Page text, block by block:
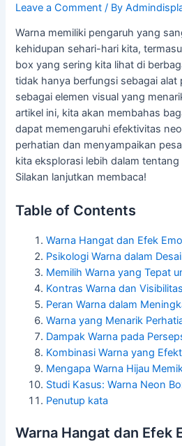
Leave a Comment / By
Warna memiliki pengaruh yang
kehidupan sehari-hari kita,
box yang sering kita lihat di
tidak hanya berfungsi sebagai alat
sebagai elemen visual yang
artikel ini, kita akan membahas
dapat memengaruhi efektivitas
perhatian dan menyampaikan
kita eksplorasi lebih dalam
Silakan lanjutkan membaca!
Table of Contents
Warna Hangat dan Efek
Psikologi Warna dalam
Memilih Warna yang Tepat
Kontras Warna dan
Peran Warna dalam
Warna yang Menarik
Dampak Warna pada
Kombinasi Warna yang
Mengapa Warna Hijau
Studi Kasus: Warna Neon
Penutup kata
Warna Hangat dan Efek